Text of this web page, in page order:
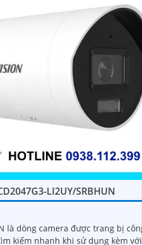
LI2UY/SRBHUN
là dòng camera được trang bị
kiếm nhanh khi sử dụng kèm